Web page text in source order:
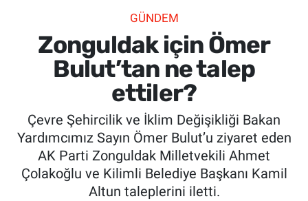
GÜNDEM
Zonguldak için Ömer
Bulut’tan ne talep
ettiler?
Çevre Şehircilik ve İklim Değişikliği Bakan
Yardımcımız Sayın Ömer Bulut’u ziyaret eden
AK Parti Zonguldak Milletvekili Ahmet
Çolakoğlu ve Kilimli Belediye Başkanı Kamil
Altun taleplerini iletti.
SPOR